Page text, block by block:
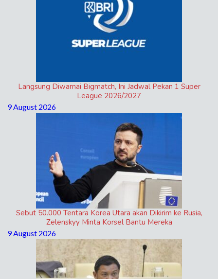
Langsung Diwarnai Bigmatch, Ini Jadwal Pekan 1 Super
League 2026/2027
9 August 2026
Sebut 50.000 Tentara Korea Utara akan Dikirim ke Rusia,
Zelenskyy Minta Korsel Bantu Mereka
9 August 2026